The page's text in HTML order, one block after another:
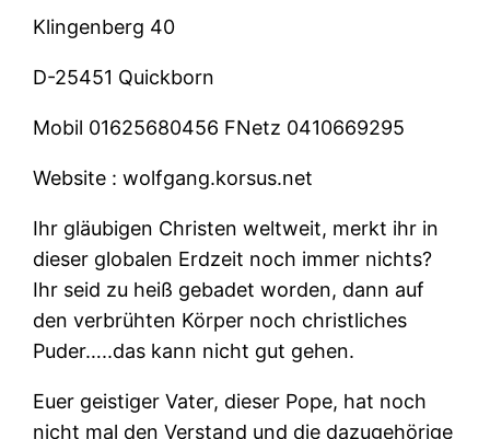
Klingenberg 40
D-25451 Quickborn
Mobil 01625680456 FNetz 0410669295
Website : wolfgang.korsus.net
Ihr gläubigen Christen weltweit, merkt ihr in
dieser globalen Erdzeit noch immer nichts?
Ihr seid zu heiß gebadet worden, dann auf
den verbrühten Körper noch christliches
Puder…..das kann nicht gut gehen.
Euer geistiger Vater, dieser Pope, hat noch
nicht mal den Verstand und die dazugehörige